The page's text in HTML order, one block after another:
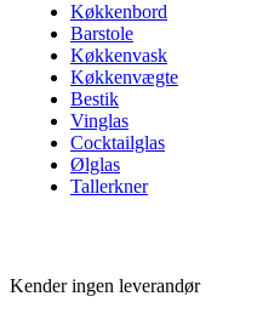
Køkkenbord
Barstole
Køkkenvask
Køkkenvægte
Bestik
Vinglas
Cocktailglas
Ølglas
Tallerkner
Kender ingen leverandør